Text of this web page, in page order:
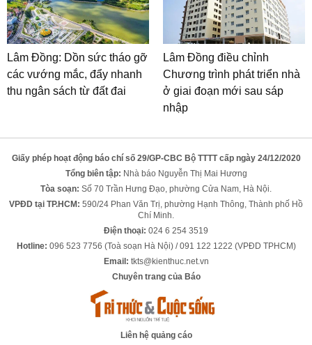
Lâm Đồng: Dồn sức tháo gỡ
các vướng mắc, đẩy nhanh
thu ngân sách từ đất đai
Lâm Đồng điều chỉnh
Chương trình phát triển nhà
ở giai đoạn mới sau sáp
nhập
Giấy phép hoạt động báo chí số 29/GP-CBC Bộ TTTT cấp ngày 24/12/2020
Tổng biên tập: Nhà báo Nguyễn Thị Mai Hương
Tòa soạn: Số 70 Trần Hưng Đạo, phường Cửa Nam, Hà Nội.
VPĐD tại TP.HCM: 590/24 Phan Văn Trị, phường Hạnh Thông, Thành phố Hồ
Chí Minh.
Điện thoại: 024 6 254 3519
Hotline: 096 523 7756 (Toà soạn Hà Nội) / 091 122 1222 (VPĐD TPHCM)
Email: tkts@kienthuc.net.vn
Chuyên trang của Báo
Liên hệ quảng cáo